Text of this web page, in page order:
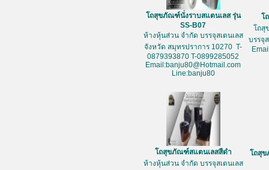
โถสุขภัณฑ์นั่งราบสแตนเลส รุ่น
SS-B07
ห้างหุ้นส่วน จำกัด บรรจุสเตนเลส
จังหวัด สมุทรปราการ 10270 T-
0879393870 T-0899285052
Email:banju80@Hotmail.com
Line:banju80
โ
โถสุ
บรรจุ
โถสุขภัณฑ์สแตนเลสสีดำ
ห้างหุ้นส่วน จำกัด บรรจุสเตนเลส
โถสุ